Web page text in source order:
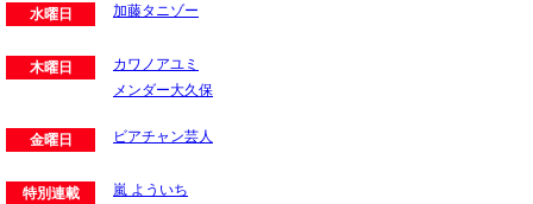
水曜日 加藤タニゾー
木曜日
カワノアユミ
メンダー大久保
金曜日 ビアチャン芸人
特別連載
嵐 よういち